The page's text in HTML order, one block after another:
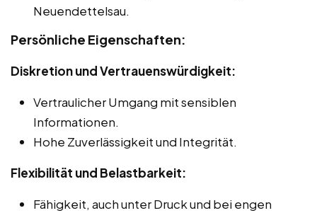
Neuendettelsau.
Persönliche Eigenschaften:
Diskretion und Vertrauenswürdigkeit:
Vertraulicher Umgang mit sensiblen
Informationen.
Hohe Zuverlässigkeit und Integrität.
Flexibilität und Belastbarkeit:
Fähigkeit, auch unter Druck und bei engen